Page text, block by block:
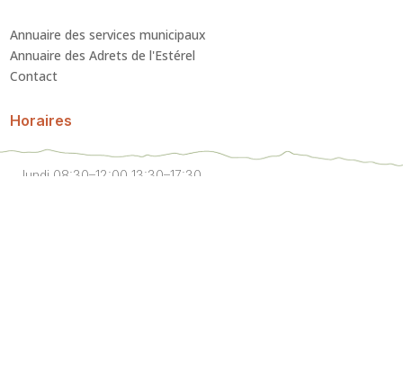
Annuaire des services municipaux
Annuaire des Adrets de l'Estérel
Contact
Horaires
lundi 08:30–12:00 13:30–17:30